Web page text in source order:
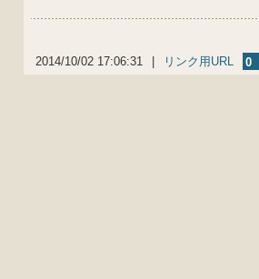
2014/10/02 17:06:31 リンク用URL 0